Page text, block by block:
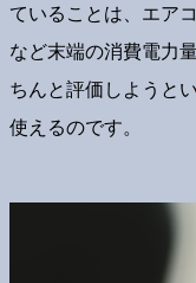
ていることは、エア
など末端の消費電力
ちんと評価しようと
使えるのです。